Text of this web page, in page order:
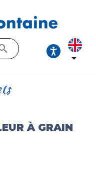

À GRAIN